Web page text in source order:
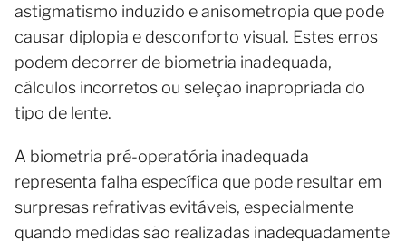
astigmatismo induzido e anisometropia que pode
causar diplopia e desconforto visual. Estes erros
podem decorrer de biometria inadequada,
cálculos incorretos ou seleção inapropriada do
tipo de lente.
A biometria pré-operatória inadequada
representa falha específica que pode resultar em
surpresas refrativas evitáveis, especialmente
quando medidas são realizadas inadequadamente